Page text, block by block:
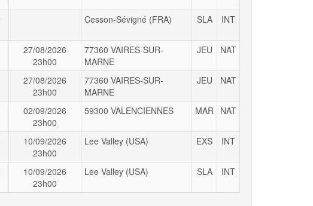
Cesson-Sévigné (FRA) SLA INT
27/08/2026
23h00
77360 VAIRES-SUR-
MARNE
JEU NAT
27/08/2026
23h00
77360 VAIRES-SUR-
MARNE
JEU NAT
02/09/2026
23h00
59300 VALENCIENNES MAR NAT
10/09/2026
23h00
Lee Valley (USA) EXS INT
10/09/2026
23h00
Lee Valley (USA) SLA INT